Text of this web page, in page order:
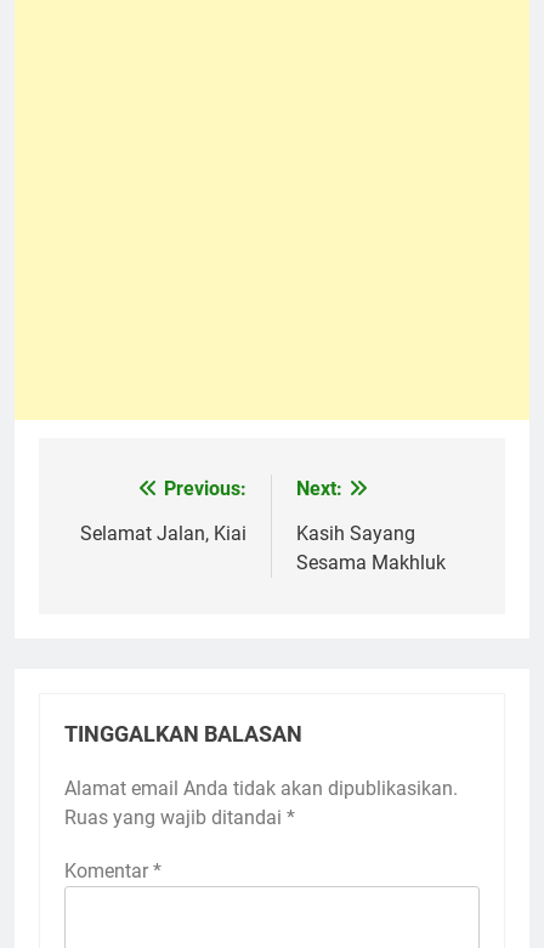
Navigasi
pos
Previous:
Selamat Jalan, Kiai
Next:
Kasih Sayang
Sesama Makhluk
TINGGALKAN BALASAN
Alamat email Anda tidak akan dipublikasikan.
Ruas yang wajib ditandai *
Komentar *